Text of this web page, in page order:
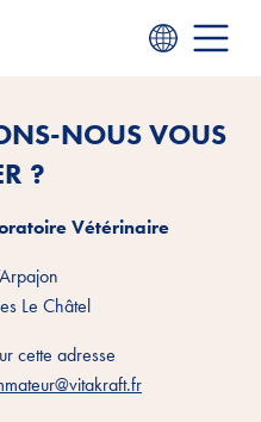
NOUS VOUS
?
Vétérinaire
Le Châtel
cette adresse